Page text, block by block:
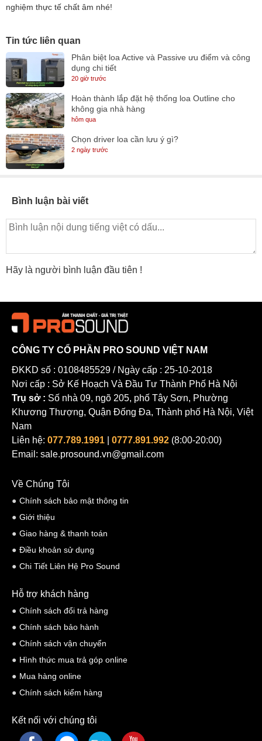
nghiệm thực tế chất âm nhé!
Tin tức liên quan
Phân biệt loa Active và Passive ưu điểm và công
dụng chi tiết
20 giờ trước
Hoàn thành lắp đặt hệ thống loa Outline cho
không gia nhà hàng
hôm qua
Chọn driver loa cần lưu ý gì?
2 ngày trước
Bình luận bài viết
Hãy là người bình luận đầu tiên !
CÔNG TY CỔ PHẦN PRO SOUND VIỆT NAM
ĐKKD số : 0108485529 / Ngày cấp : 25-10-2018
Nơi cấp : Sở Kế Hoạch Và Đầu Tư Thành Phố Hà Nội
Trụ sở : Số nhà 09, ngõ 205, phố Tây Sơn, Phường
Khương Thượng, Quận Đống Đa, Thành phố Hà Nội, Việt
Nam
Liên hệ: 077.789.1991 0777.891.992 (8:00-20:00)
Email: sale.prosound.vn@gmail.com
Về Chúng Tôi
Chính sách bảo mật thông tin
Giới thiệu
Giao hàng & thanh toán
Điều khoản sử dụng
Chi Tiết Liên Hệ Pro Sound
Hỗ trợ khách hàng
Chính sách đổi trả hàng
Chính sách bảo hành
Chính sách vận chuyển
Hình thức mua trả góp online
Mua hàng online
Chính sách kiểm hàng
Kết nối với chúng tôi